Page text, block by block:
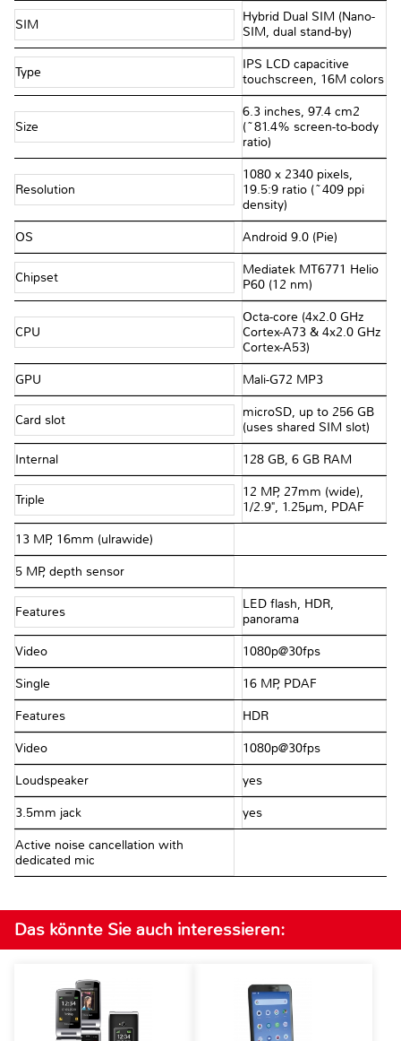
SIM
Hybrid Dual SIM (Nano-
SIM, dual stand-by)
Type
IPS LCD capacitive
touchscreen, 16M colors
Size
6.3 inches, 97.4 cm2
(~81.4% screen-to-body
ratio)
Resolution
1080 x 2340 pixels,
19.5:9 ratio (~409 ppi
density)
OS Android 9.0 (Pie)
Chipset
Mediatek MT6771 Helio
P60 (12 nm)
CPU
Octa-core (4x2.0 GHz
Cortex-A73 & 4x2.0 GHz
Cortex-A53)
GPU Mali-G72 MP3
Card slot
microSD, up to 256 GB
(uses shared SIM slot)
Internal 128 GB, 6 GB RAM
Triple
12 MP, 27mm (wide),
1/2.9", 1.25µm, PDAF
13 MP, 16mm (ulrawide)
5 MP, depth sensor
Features
LED flash, HDR,
panorama
Video 1080p@30fps
Single 16 MP, PDAF
Features HDR
Video 1080p@30fps
Loudspeaker yes
3.5mm jack yes
Active noise cancellation with
dedicated mic
Das könnte Sie auch interessieren: